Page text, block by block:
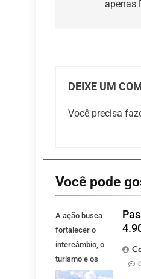
apenas
DEIXE UM
Você precisa
Você pode
A ação busca
fortalecer o
intercâmbio, o
turismo e os
investimentos